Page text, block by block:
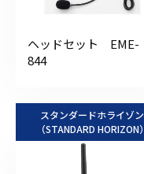
ヘッドセット EME-
844
スタンダードホライゾン
（STANDARD HORIZON）